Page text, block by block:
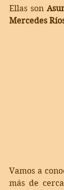
Ellas son
Mercedes
Vamos a
más de